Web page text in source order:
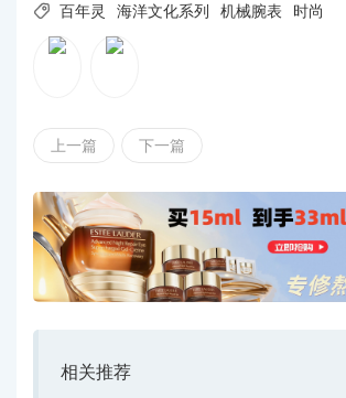
 百年灵 海洋文化系列 机械腕表 时尚
上一篇 下一篇
相关推荐